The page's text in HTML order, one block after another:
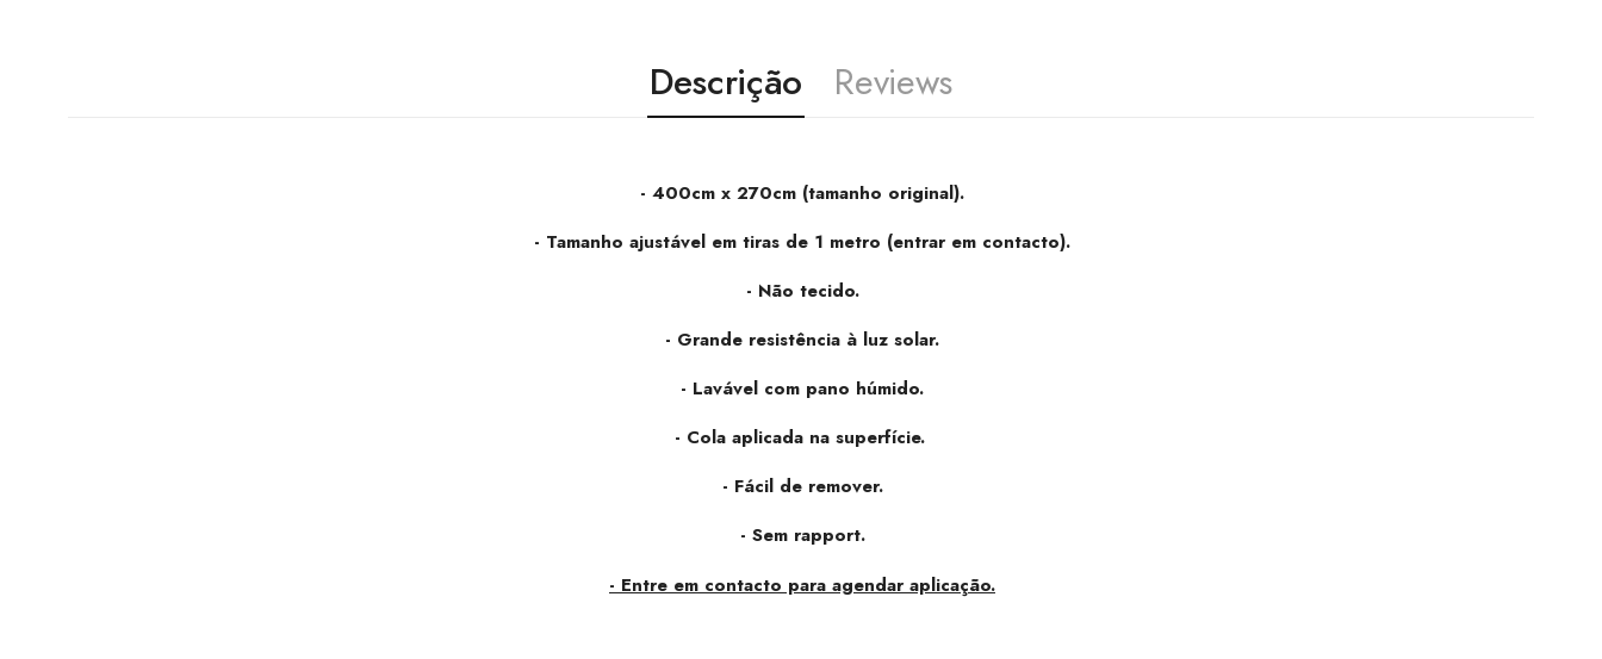
Descrição Reviews
- 400cm x 270cm (tamanho original).
- Tamanho ajustável em tiras de 1 metro (entrar em contacto).
- Não tecido.
- Grande resistência à luz solar.
- Lavável com pano húmido.
- Cola aplicada na superfície.
- Fácil de remover.
- Sem rapport.
- Entre em contacto para agendar aplicação.